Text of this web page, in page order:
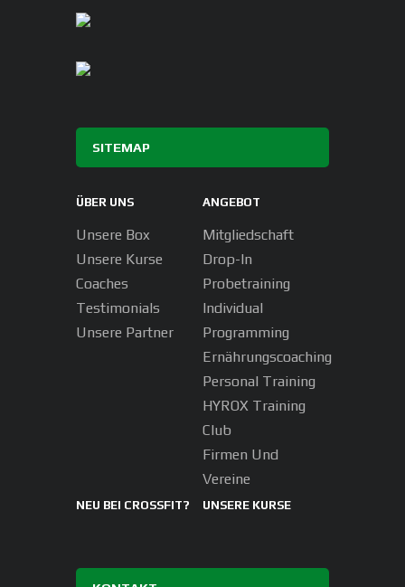
SITEMAP
ÜBER UNS
Unsere Box
Unsere Kurse
Coaches
Testimonials
Unsere Partner
ANGEBOT
Mitgliedschaft
Drop-In
Probetraining
Individual
Programming
Ernährungscoaching
Personal Training
HYROX Training
Club
Firmen Und
Vereine
NEU BEI CROSSFIT? UNSERE KURSE